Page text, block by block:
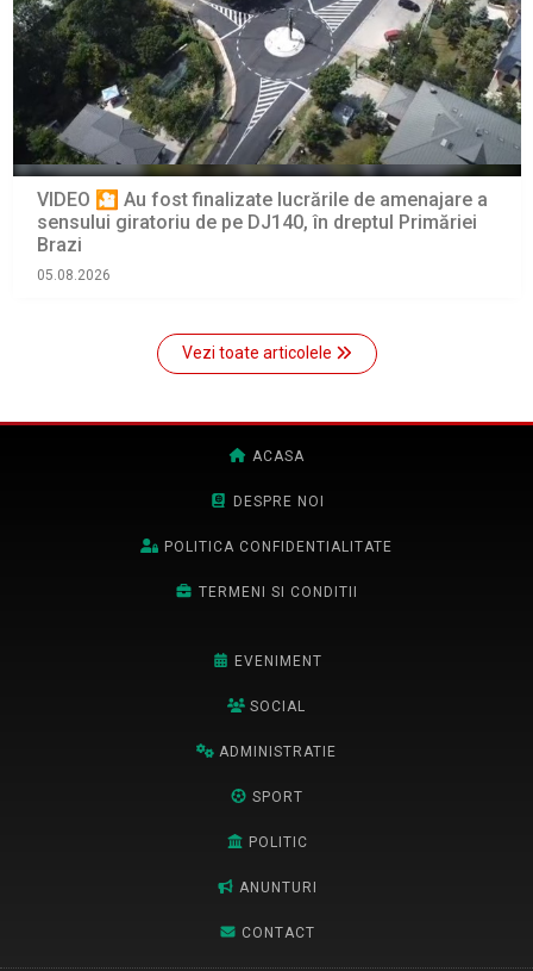
VIDEO 🎦 Au fost finalizate lucrările de amenajare a
sensului giratoriu de pe DJ140, în dreptul Primăriei
Brazi
05.08.2026
Vezi toate articolele
ACASA
DESPRE NOI
POLITICA CONFIDENTIALITATE
TERMENI SI CONDITII
EVENIMENT
SOCIAL
ADMINISTRATIE
SPORT
POLITIC
ANUNTURI
CONTACT